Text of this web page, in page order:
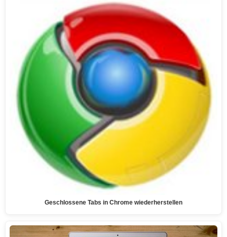
Geschlossene Tabs in Chrome wiederherstellen